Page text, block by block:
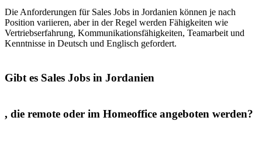
Die Anforderungen für Sales Jobs in Jordanien können je nach
Position variieren, aber in der Regel werden Fähigkeiten wie
Vertriebserfahrung, Kommunikationsfähigkeiten, Teamarbeit und
Kenntnisse in Deutsch und Englisch gefordert.
Gibt es Sales Jobs in Jordanien
, die remote oder im Homeoffice angeboten werden?